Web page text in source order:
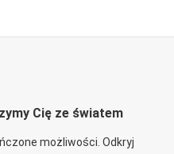
Cię ze światem
możliwości. Odkryj